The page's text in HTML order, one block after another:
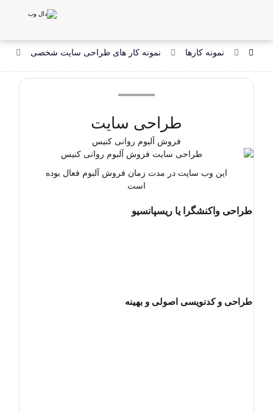
نمونه کارها نمونه کار های طراحی سایت شخصی
طراحی سایت
فروش آلبوم روانی کنیس
این وب سایت در مدت زمان فروش آلبوم فعال بوده
است
طراحی واکنشگرا یا ریسپانسیو
طراحی و کدنویسی اصولی و بهینه